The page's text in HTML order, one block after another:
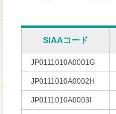
SIAAコード
JP0111010A0001G
JP0111010A0002H
JP0111010A0003I